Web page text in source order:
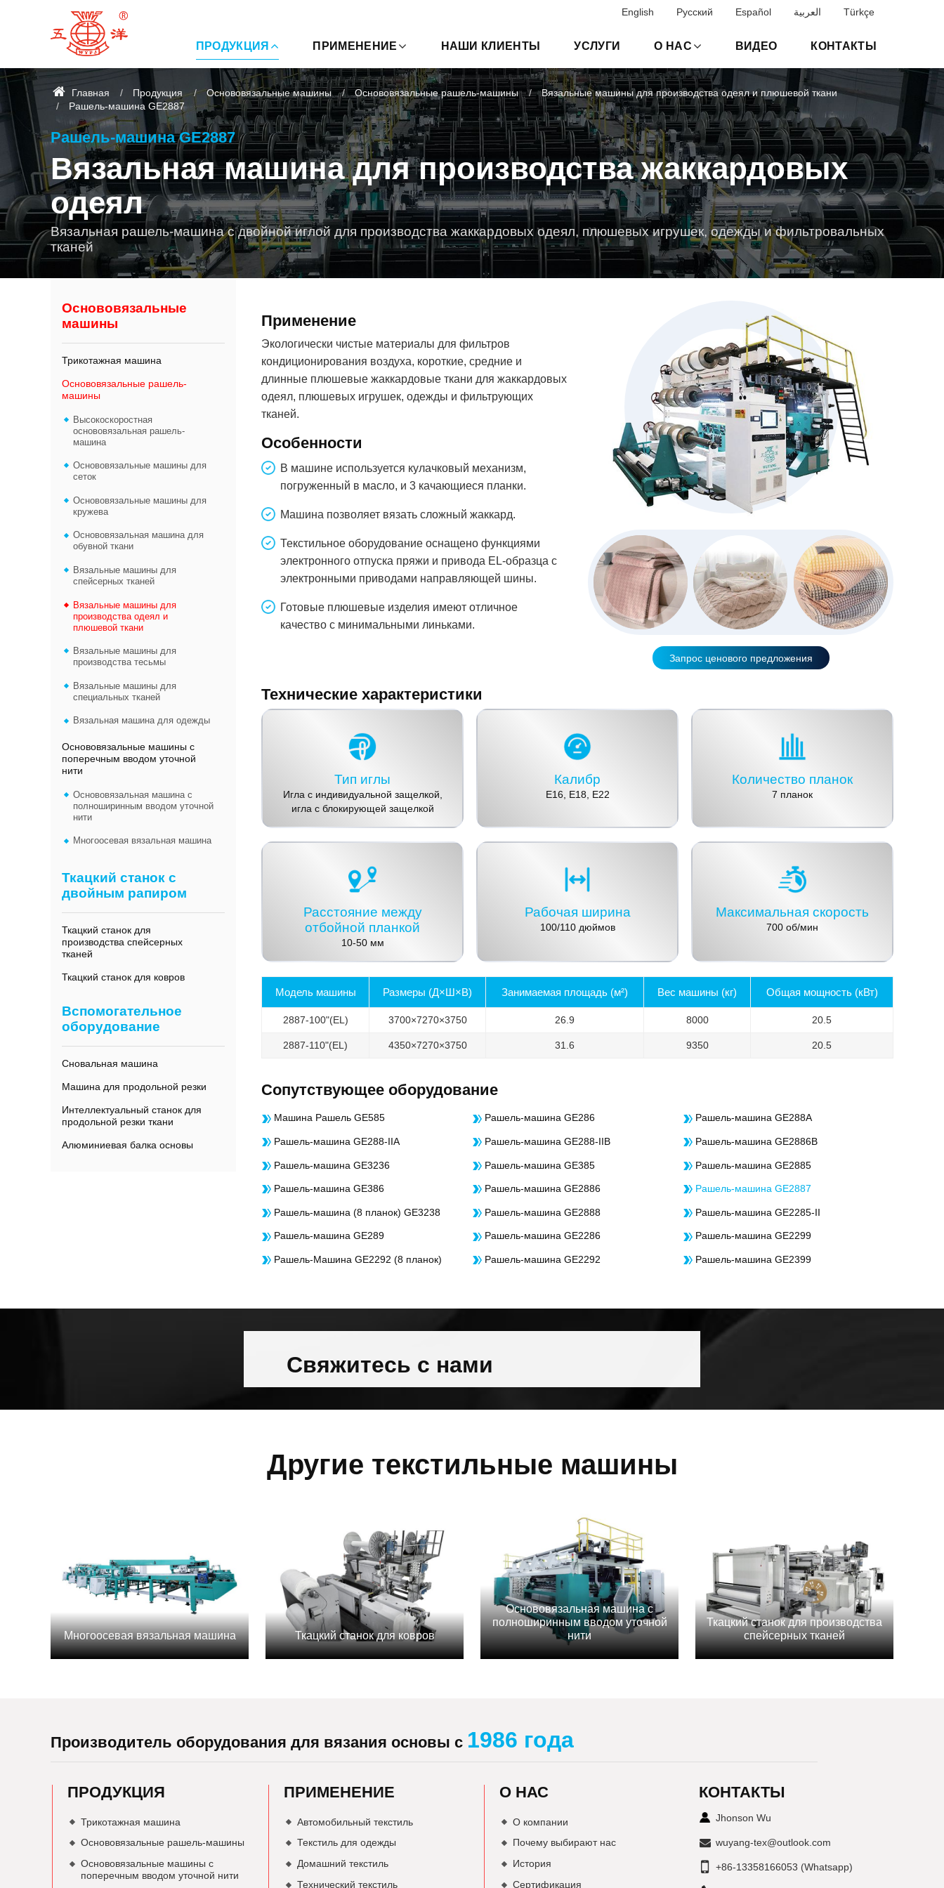
English Русский Español العربية Türkçe
ПРОДУКЦИЯ ПРИМЕНЕНИЕ НАШИ КЛИЕНТЫ УСЛУГИ О НАС ВИДЕО КОНТАКТЫ
Главная Продукция Основовязальные машины Основовязальные рашель-машины
Вязальные машины для производства одеял и плюшевой ткани
Рашель-машина GE2887
Рашель-машина GE2887
Вязальная машина для производства жаккардовых
одеял
Вязальная рашель-машина с двойной иглой для производства жаккардовых одеял, плюшевых игрушек, одежды и фильтровальных
тканей
Запрос ценового предложения
Применение
Экологически чистые материалы для фильтров
кондиционирования воздуха, короткие, средние и
длинные плюшевые жаккардовые ткани для жаккардовых
одеял, плюшевых игрушек, одежды и фильтрующих
тканей.
Особенности
В машине используется кулачковый механизм,
погруженный в масло, и 3 качающиеся планки.
Машина позволяет вязать сложный жаккард.
Текстильное оборудование оснащено функциями
электронного отпуска пряжи и привода EL-образца с
электронными приводами направляющей шины.
Готовые плюшевые изделия имеют отличное
качество с минимальными линьками.
Технические характеристики
Тип иглы
Игла с индивидуальной защелкой,
игла с блокирующей защелкой
Калибр
E16, E18, E22
Количество планок
7 планок
Расстояние между
отбойной планкой
10-50 мм
Рабочая ширина
100/110 дюймов
Максимальная скорость
700 об/мин
Модель машины Размеры (Д×Ш×В) Занимаемая площадь (м²) Вес машины (кг) Общая мощность (кВт)
2887-100"(EL) 3700×7270×3750 26.9 8000 20.5
2887-110"(EL) 4350×7270×3750 31.6 9350 20.5
Cопутствующее оборудование
Машина Рашель GE585 Рашель-машина GE286 Рашель-машина GE288A
Рашель-машина GE288-IIA Рашель-машина GE288-IIB Рашель-машина GE2886B
Рашель-машина GE3236 Рашель-машина GE385 Рашель-машина GE2885
Рашель-машина GE386 Рашель-машина GE2886 Рашель-машина GE2887
Рашель-машина (8 планок) GE3238 Рашель-машина GE2888 Рашель-машина GE2285-II
Рашель-машина GE289 Рашель-машина GE2286 Рашель-машина GE2299
Рашель-Машина GE2292 (8 планок) Рашель-машина GE2292 Рашель-машина GE2399
Основовязальные
машины
Трикотажная машина
Основовязальные рашель-
машины
Высокоскоростная
основовязальная рашель-
машина
Основовязальные машины для
сеток
Основовязальные машины для
кружева
Основовязальная машина для
обувной ткани
Вязальные машины для
спейсерных тканей
Вязальные машины для
производства одеял и
плюшевой ткани
Вязальные машины для
производства тесьмы
Вязальные машины для
специальных тканей
Вязальная машина для одежды
Основовязальные машины с
поперечным вводом уточной
нити
Основовязальная машина с
полноширинным вводом уточной
нити
Многоосевая вязальная машина
Ткацкий станок с
двойным рапиром
Ткацкий станок для
производства спейсерных
тканей
Ткацкий станок для ковров
Вспомогательное
оборудование
Сновальная машина
Машина для продольной резки
Интеллектуальный станок для
продольной резки ткани
Алюминиевая балка основы
Свяжитесь с нами
Другие текстильные машины
Многоосевая вязальная машина Ткацкий станок для ковров
Основовязальная машина с
полноширинным вводом уточной
нити
Ткацкий станок для производства
спейсерных тканей
Производитель оборудования для вязания основы с 1986 года
ПРОДУКЦИЯ
Трикотажная машина
Основовязальные рашель-машины
Основовязальные машины с
поперечным вводом уточной нити
ПРИМЕНЕНИЕ
Автомобильный текстиль
Текстиль для одежды
Домашний текстиль
Технический текстиль
О НАС
О компании
Почему выбирают нас
История
Сертификация
КОНТАКТЫ
Jhonson Wu
wuyang-tex@outlook.com
+86-13358166053 (Whatsapp)